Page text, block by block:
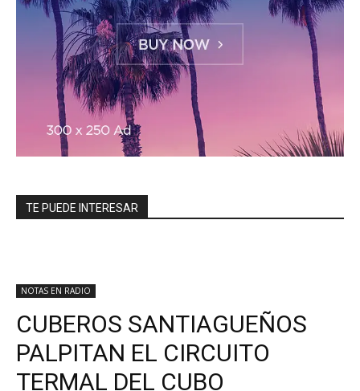
TE PUEDE INTERESAR